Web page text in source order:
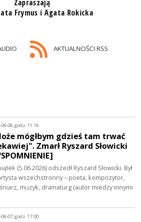
Zapraszają
Frymus i Agata Rokicka
AKTUALNOŚCI RSS
06-08, godz. 11:18
mógłbym gdzieś tam trwać
Zmarł Ryszard Słowicki
(5.06.2026) odszedł Ryszard Słowicki. Był
wszechstronny – poeta, kompozytor,
muzyk, dramaturg (autor miedzy innymi
06-07, godz. 17:00